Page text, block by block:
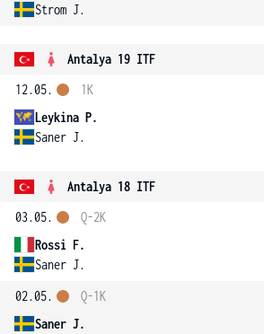
Strom J.
Antalya 19 ITF
12.05.
Leykina P.
Saner J.
1K
Antalya 18 ITF
03.05.
Rossi F.
Saner J.
Q-2K
02.05.
Saner J.
Q-1K